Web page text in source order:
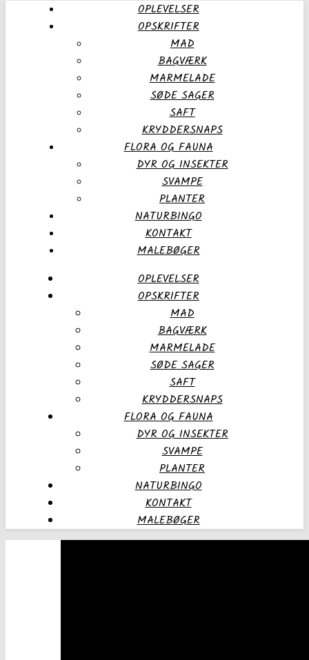
OPLEVELSER
OPSKRIFTER
MAD
BAGVÆRK
MARMELADE
SØDE SAGER
SAFT
KRYDDERSNAPS
FLORA OG FAUNA
DYR OG INSEKTER
SVAMPE
PLANTER
NATURBINGO
KONTAKT
MALEBØGER
OPLEVELSER
OPSKRIFTER
MAD
BAGVÆRK
MARMELADE
SØDE SAGER
SAFT
KRYDDERSNAPS
FLORA OG FAUNA
DYR OG INSEKTER
SVAMPE
PLANTER
NATURBINGO
KONTAKT
MALEBØGER